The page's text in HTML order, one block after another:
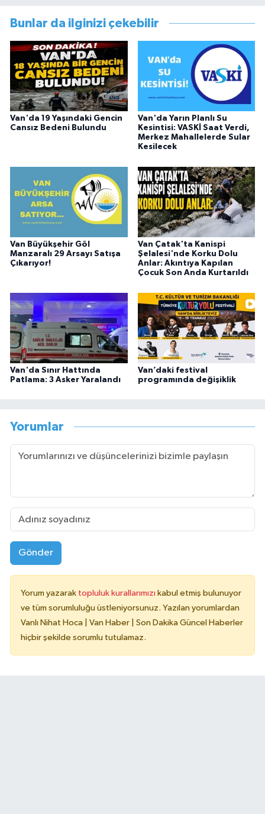
görevini yürütürken istifa edip sosyal medyayı
tercih etmiştir.
Bunlar da ilginizi çekebilir
Van'da 19 Yaşındaki Gencin
Cansız Bedeni Bulundu
Van'da Yarın Planlı Su
Kesintisi: VASKİ Saat Verdi,
Merkez Mahallelerde Sular
Kesilecek
Van Büyükşehir Göl
Manzaralı 29 Arsayı Satışa
Çıkarıyor!
Van Çatak'ta Kanispi
Şelalesi'nde Korku Dolu
Anlar: Akıntıya Kapılan
Çocuk Son Anda Kurtarıldı
Van'da Sınır Hattında
Patlama: 3 Asker Yaralandı
Van’daki festival
programında değişiklik
Yorumlar
Gönder
Yorum yazarak topluluk kurallarımızı kabul etmiş bulunuyor
ve tüm sorumluluğu üstleniyorsunuz. Yazılan yorumlardan
Vanlı Nihat Hoca | Van Haber | Son Dakika Güncel Haberler
hiçbir şekilde sorumlu tutulamaz.